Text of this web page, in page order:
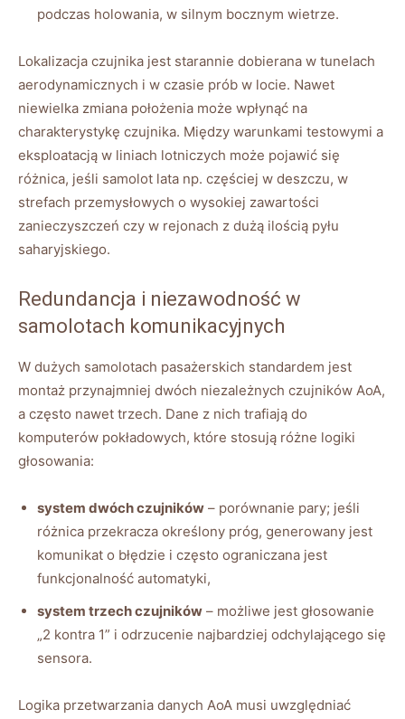
podczas holowania, w silnym bocznym wietrze.
Lokalizacja czujnika jest starannie dobierana w tunelach
aerodynamicznych i w czasie prób w locie. Nawet
niewielka zmiana położenia może wpłynąć na
charakterystykę czujnika. Między warunkami testowymi a
eksploatacją w liniach lotniczych może pojawić się
różnica, jeśli samolot lata np. częściej w deszczu, w
strefach przemysłowych o wysokiej zawartości
zanieczyszczeń czy w rejonach z dużą ilością pyłu
saharyjskiego.
Redundancja i niezawodność w
samolotach komunikacyjnych
W dużych samolotach pasażerskich standardem jest
montaż przynajmniej dwóch niezależnych czujników AoA,
a często nawet trzech. Dane z nich trafiają do
komputerów pokładowych, które stosują różne logiki
głosowania:
system dwóch czujników – porównanie pary; jeśli
różnica przekracza określony próg, generowany jest
komunikat o błędzie i często ograniczana jest
funkcjonalność automatyki,
system trzech czujników – możliwe jest głosowanie
„2 kontra 1” i odrzucenie najbardziej odchylającego się
sensora.
Logika przetwarzania danych AoA musi uwzględniać